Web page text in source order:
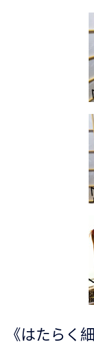
《はたらく